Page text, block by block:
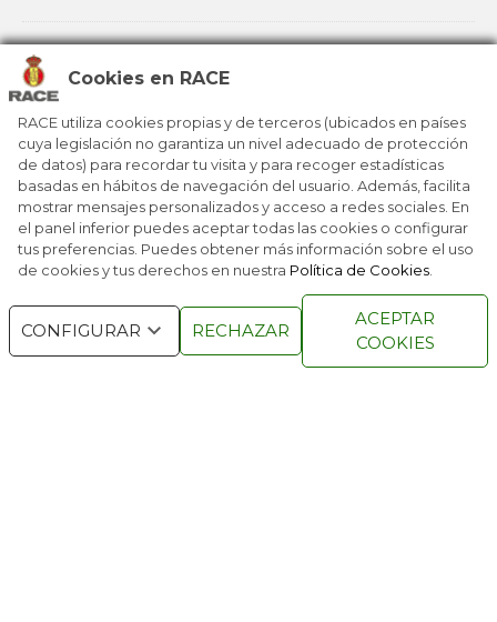
Cookies en RACE
RACE utiliza cookies propias y de terceros (ubicados en países
cuya legislación no garantiza un nivel adecuado de protección
de datos) para recordar tu visita y para recoger estadísticas
basadas en hábitos de navegación del usuario. Además, facilita
mostrar mensajes personalizados y acceso a redes sociales. En
el panel inferior puedes aceptar todas las cookies o configurar
tus preferencias. Puedes obtener más información sobre el uso
de cookies y tus derechos en nuestra Política de Cookies
CONFIGURAR RECHAZAR
ACEPTAR
COOKIES
DE LA ERA DEL MÓVIL A LA ERA DE LA IA
LA EDUCACIÓN YA NO SE ENTIENDE SIN IA
ASÍ VEMOS LOS ESPAÑOLES LA IA
TODOS LOS DERECHOS
RESERVADOS